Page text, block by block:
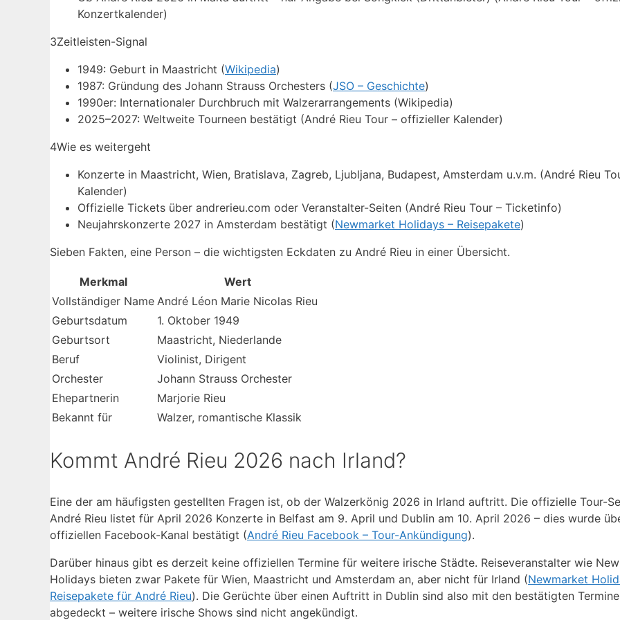
Konzertkalender)
3Zeitleisten-Signal
1949: Geburt in Maastricht (Wikipedia)
1987: Gründung des Johann Strauss Orchesters (JSO – Geschichte)
1990er: Internationaler Durchbruch mit Walzerarrangements (Wikipedia)
2025–2027: Weltweite Tourneen bestätigt (André Rieu Tour – offizieller Kalender)
4Wie es weitergeht
Konzerte in Maastricht, Wien, Bratislava, Zagreb, Ljubljana, Budapest, Amsterdam u.v.m. (André Rieu
Kalender)
Offizielle Tickets über andrerieu.com oder Veranstalter-Seiten (André Rieu Tour – Ticketinfo)
Neujahrskonzerte 2027 in Amsterdam bestätigt (Newmarket Holidays – Reisepakete)
Sieben Fakten, eine Person – die wichtigsten Eckdaten zu André Rieu in einer Übersicht.
Merkmal
Wert
Vollständiger Name André Léon Marie Nicolas Rieu
Geburtsdatum
1. Oktober 1949
Geburtsort
Maastricht, Niederlande
Beruf
Violinist, Dirigent
Orchester
Johann Strauss Orchester
Ehepartnerin
Marjorie Rieu
Bekannt für
Walzer, romantische Klassik
Kommt André Rieu 2026 nach Irland?
Eine der am häufigsten gestellten Fragen ist, ob der Walzerkönig 2026 in Irland auftritt. Die offizielle Tour-
André Rieu listet für April 2026 Konzerte in Belfast am 9. April und Dublin am 10. April 2026 – dies wurde
offiziellen Facebook-Kanal bestätigt (André Rieu Facebook – Tour-Ankündigung).
Darüber hinaus gibt es derzeit keine offiziellen Termine für weitere irische Städte. Reiseveranstalter wie
Holidays bieten zwar Pakete für Wien, Maastricht und Amsterdam an, aber nicht für Irland (Newmarket
Reisepakete für André Rieu). Die Gerüchte über einen Auftritt in Dublin sind also mit den bestätigten
abgedeckt – weitere irische Shows sind nicht angekündigt.